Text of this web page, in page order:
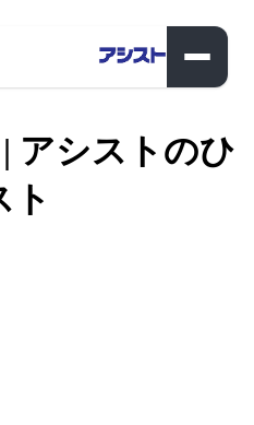
アシストのひ
ト